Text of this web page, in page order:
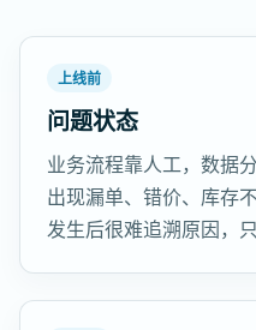
上线前
问题状态
业务流程靠人工，数据
出现漏单、错价、库存
发生后很难追溯原因，